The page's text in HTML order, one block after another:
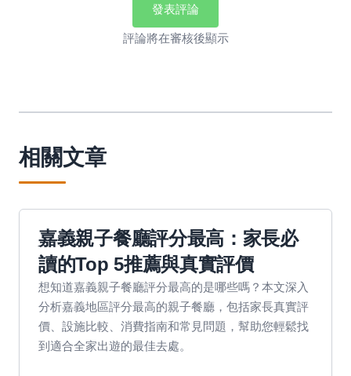
發表評論
評論將在審核後顯示
相關文章
嘉義親子餐廳評分最高：家長必
讀的Top 5推薦與真實評價
想知道嘉義親子餐廳評分最高的是哪些嗎？本文深入
分析嘉義地區評分最高的親子餐廳，包括家長真實評
價、設施比較、消費指南和常見問題，幫助您輕鬆找
到適合全家出遊的最佳去處。